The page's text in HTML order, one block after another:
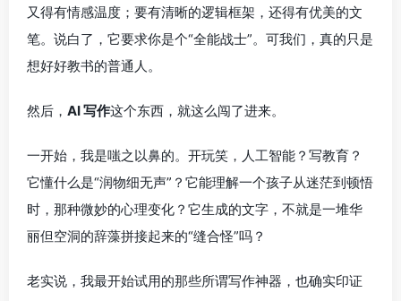
又得有情感温度；要有清晰的逻辑框架，还得有优美的文
笔。说白了，它要求你是个“全能战士”。可我们，真的只是
想好好教书的普通人。
然后， AI 写作这个东西，就这么闯了进来。
一开始，我是嗤之以鼻的。开玩笑，人工智能？写教育？
它懂什么是“润物细无声”？它能理解一个孩子从迷茫到顿悟
时，那种微妙的心理变化？它生成的文字，不就是一堆华
丽但空洞的辞藻拼接起来的“缝合怪”吗？
老实说，我最开始试用的那些所谓写作神器，也确实印证